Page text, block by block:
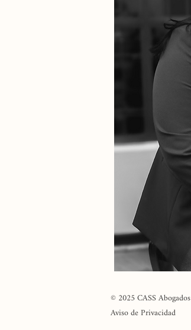
© 2025 CASS Abogados
Aviso de Privacidad